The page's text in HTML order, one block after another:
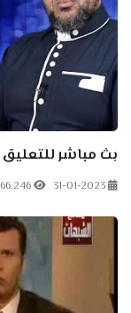
بث مباشر للتعليق
31-01-2023